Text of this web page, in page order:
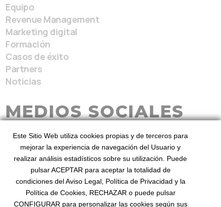
Equipo
Revenue Management
Marketing digital
Formación
Casos de éxito
Partners
Noticias
MEDIOS SOCIALES
BeezHotels, Revenue Service 2026Desde 2010
mejorando el revenue©. Diseñado por BeezHotels
Este Sitio Web utiliza cookies propias y de terceros para
mejorar la experiencia de navegación del Usuario y
realizar análisis estadísticos sobre su utilización. Puede
pulsar ACEPTAR para aceptar la totalidad de
condiciones del Aviso Legal, Política de Privacidad y la
Política de Cookies, RECHAZAR o puede pulsar
CONFIGURAR para personalizar las cookies según sus